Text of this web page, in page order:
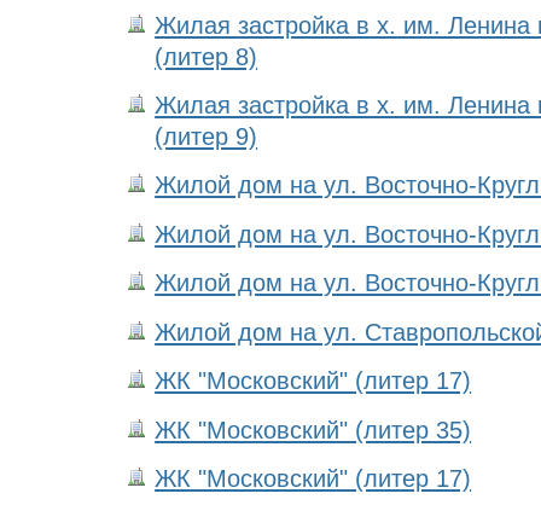
Жилая застройка в х. им. Ленина
(литер 8)
Жилая застройка в х. им. Ленина
(литер 9)
Жилой дом на ул. Восточно-
Жилой дом на ул. Восточно-
Жилой дом на ул. Восточно-
Жилой дом на ул.
ЖК "Московский" (литер 17)
ЖК "Московский" (литер 35)
ЖК "Московский" (литер 17)